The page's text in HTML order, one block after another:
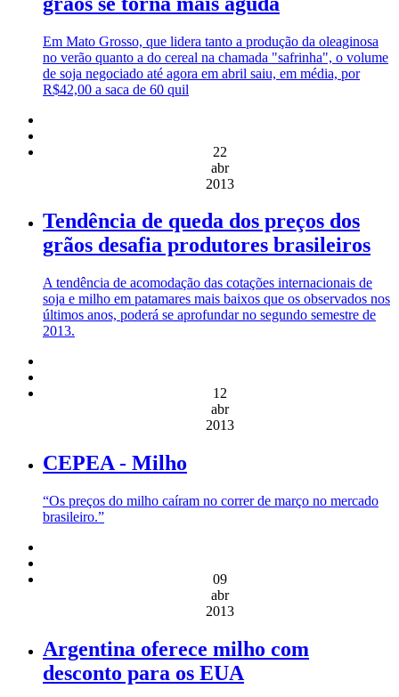
Em Mato Grosso, que lidera tanto a produção da oleaginosa
no verão quanto a do cereal na chamada "safrinha", o volume
de soja negociado até agora em abril saiu, em média, por
R$42,00 a saca de 60 quil
22
abr
2013
Tendência de queda dos preços dos
grãos desafia produtores brasileiros
A tendência de acomodação das cotações internacionais de
soja e milho em patamares mais baixos que os observados nos
últimos anos, poderá se aprofundar no segundo semestre de
2013.
12
abr
2013
CEPEA - Milho
“Os preços do milho caíram no correr de março no mercado
brasileiro.”
09
abr
2013
Argentina oferece milho com
desconto para os EUA